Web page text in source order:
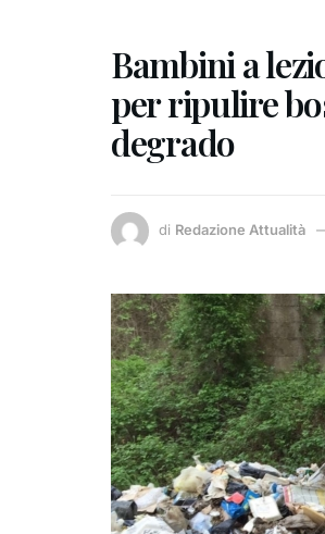
Bambini a
per ripulire
degrado
di Redazione Attualità